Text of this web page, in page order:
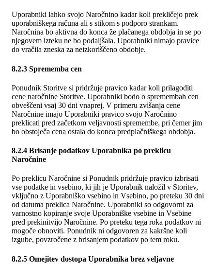
Uporabniki lahko svojo Naročnino kadar koli prekličejo prek
uporabniškega računa ali s stikom s podporo strankam.
Naročnina bo aktivna do konca že plačanega obdobja in se po
njegovem izteku ne bo podaljšala. Uporabniki nimajo pravice
do vračila zneska za neizkoriščeno obdobje.
8.2.3 Sprememba cen
Ponudnik Storitve si pridržuje pravico kadar koli prilagoditi
cene naročnine Storitve. Uporabniki bodo o spremembah cen
obveščeni vsaj 30 dni vnaprej. V primeru zvišanja cene
Naročnine imajo Uporabniki pravico svojo Naročnino
preklicati pred začetkom veljavnosti spremembe, pri čemer jim
bo obstoječa cena ostala do konca predplačniškega obdobja.
8.2.4 Brisanje podatkov Uporabnika po preklicu
Naročnine
Po preklicu Naročnine si Ponudnik pridržuje pravico izbrisati
vse podatke in vsebino, ki jih je Uporabnik naložil v Storitev,
vključno z Uporabniško vsebino in Vsebino, po preteku 30 dni
od datuma preklica Naročnine. Uporabniki so odgovorni za
varnostno kopiranje svoje Uporabniške vsebine in Vsebine
pred prekinitvijo Naročnine. Po preteku tega roka podatkov ni
mogoče obnoviti. Ponudnik ni odgovoren za kakršne koli
izgube, povzročene z brisanjem podatkov po tem roku.
8.2.5 Omejitev dostopa Uporabnika brez veljavne